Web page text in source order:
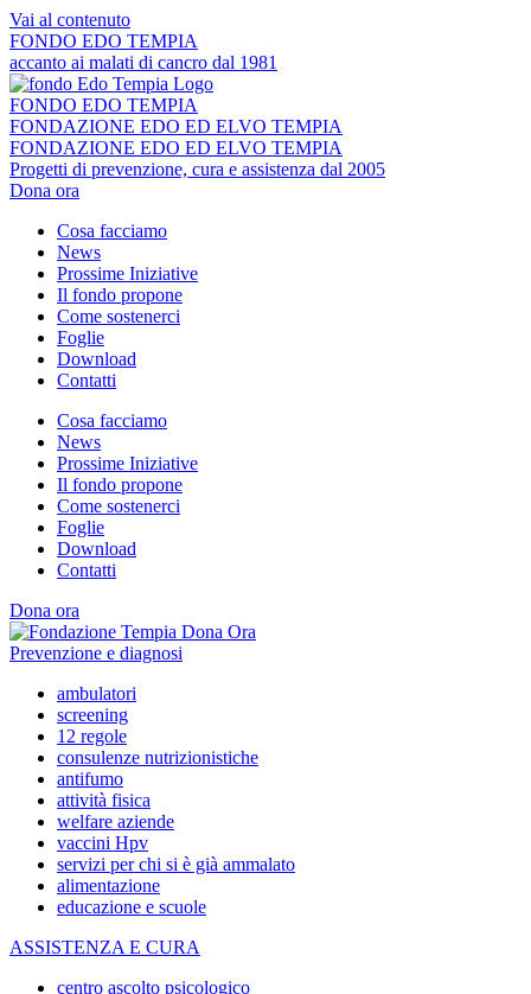
Vai al contenuto
FONDO EDO TEMPIA
accanto ai malati di cancro dal 1981
FONDO EDO TEMPIA
FONDAZIONE EDO ED ELVO TEMPIA
FONDAZIONE EDO ED ELVO TEMPIA
Progetti di prevenzione, cura e assistenza dal 2005
Dona ora
Cosa facciamo
News
Prossime Iniziative
Il fondo propone
Come sostenerci
Foglie
Download
Contatti
Cosa facciamo
News
Prossime Iniziative
Il fondo propone
Come sostenerci
Foglie
Download
Contatti
Dona ora
Prevenzione e diagnosi
ambulatori
screening
12 regole
consulenze nutrizionistiche
antifumo
attività fisica
welfare aziende
vaccini Hpv
servizi per chi si è già ammalato
alimentazione
educazione e scuole
ASSISTENZA E CURA
centro ascolto psicologico